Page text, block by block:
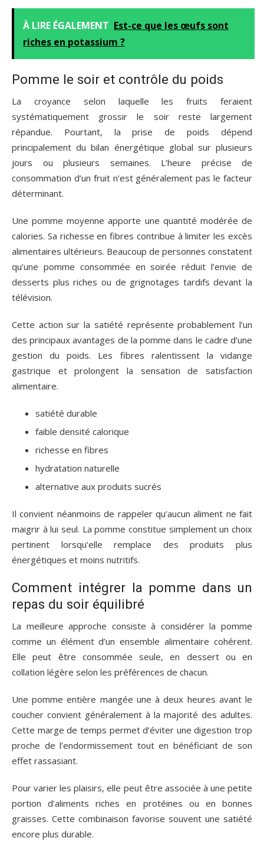
À LIRE ÉGALEMENT Est-ce que les œufs sont
riches en potassium ?
Pomme le soir et contrôle du poids
La croyance selon laquelle les fruits feraient
systématiquement grossir le soir reste largement
répandue. Pourtant, la prise de poids dépend
principalement du bilan énergétique global sur plusieurs
jours ou plusieurs semaines. L’heure précise de
consommation d’un fruit n’est généralement pas le facteur
déterminant.
Une pomme moyenne apporte une quantité modérée de
calories. Sa richesse en fibres contribue à limiter les excès
alimentaires ultérieurs. Beaucoup de personnes constatent
qu’une pomme consommée en soirée réduit l’envie de
desserts plus riches ou de grignotages tardifs devant la
télévision.
Cette action sur la satiété représente probablement l’un
des principaux avantages de la pomme dans le cadre d’une
gestion du poids. Les fibres ralentissent la vidange
gastrique et prolongent la sensation de satisfaction
alimentaire.
satiété durable
faible densité calorique
richesse en fibres
hydratation naturelle
alternative aux produits sucrés
Il convient néanmoins de rappeler qu’aucun aliment ne fait
maigrir à lui seul. La pomme constitue simplement un choix
pertinent lorsqu’elle remplace des produits plus
énergétiques et moins nutritifs.
Comment intégrer la pomme dans un
repas du soir équilibré
La meilleure approche consiste à considérer la pomme
comme un élément d’un ensemble alimentaire cohérent.
Elle peut être consommée seule, en dessert ou en
collation légère selon les préférences de chacun.
Une pomme entière mangée une à deux heures avant le
coucher convient généralement à la majorité des adultes.
Cette marge de temps permet d’éviter une digestion trop
proche de l’endormissement tout en bénéficiant de son
effet rassasiant.
Pour varier les plaisirs, elle peut être associée à une petite
portion d’aliments riches en protéines ou en bonnes
graisses. Cette combinaison favorise souvent une satiété
encore plus durable.